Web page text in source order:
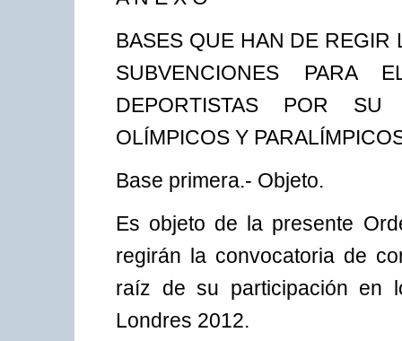
BASES QUE HAN DE REGIR
SUBVENCIONES PARA
DEPORTISTAS POR SU
OLÍMPICOS Y
Base primera.- Objeto.
Es objeto de la presente
regirán la convocatoria de
raíz de su participación en
Londres 2012.